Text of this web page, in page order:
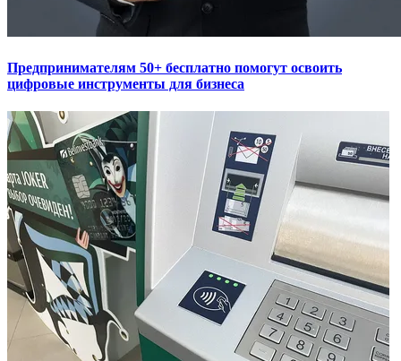
Предпринимателям 50+ бесплатно помогут освоить
цифровые инструменты для бизнеса